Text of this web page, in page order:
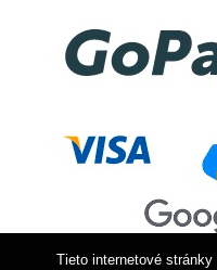
Tieto internetové